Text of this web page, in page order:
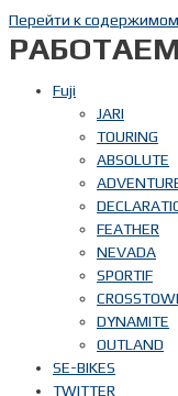
Перейти к
Fuji
JARI
TOURING
ABSOLUTE
FEATHER
NEVADA
SPORTIF
DYNAMITE
OUTLAND
SE-BIKES
TWITTER